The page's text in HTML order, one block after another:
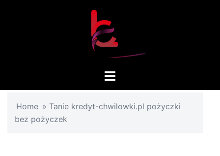
Toggle
Home » Tanie kredyt-chwilowki.pl pożyczki
bez pożyczek